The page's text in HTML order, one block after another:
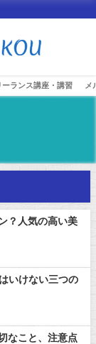
ーランス講座・講習 メ
？人気の高い美
いけない三つの
なこと、注意点